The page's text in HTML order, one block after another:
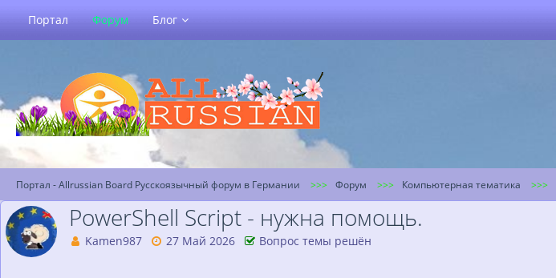
Портал Форум Блог
Портал - Allrussian Board Русскоязычный форум в Германии Форум Компьютерная тематика
PowerShell Script - нужна помощь.
Kamen987 27 Май 2026 Вопрос темы решён